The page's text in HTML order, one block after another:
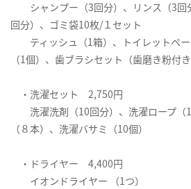
シャンプー（3回分）、リンス（3回
回分）、ゴミ袋10枚/１セット
ティッシュ（1箱）、トイレットペー
（1個）、歯ブラシセット（歯磨き粉付
・洗濯セット 2,750円
洗濯洗剤（10回分）、洗濯ロープ（
（８本）、洗濯バサミ（10個）
・ドライヤー 4,400円
イオンドライヤー （1つ）